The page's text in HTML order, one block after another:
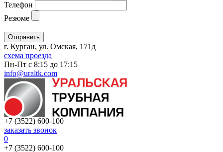
Телефон
Резюме
г. Курган, ул. Омская, 171д
схема проезда
Пн-Пт с 8:15 до 17:15
info@uraltk.com
+7 (3522) 600-100
заказать звонок
0
+7 (3522) 600-100